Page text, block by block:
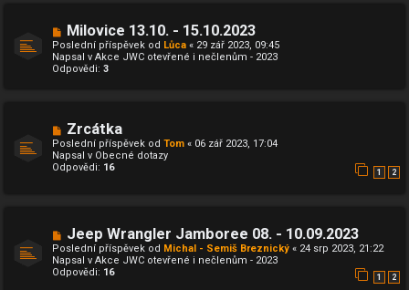
p
ě
v
e
k
N
o
v
ý
p
p
ě
v
e
k
Milovice 13.10. - 15.10.2023
Poslední příspěvek od Lůca « 29 zář 2023, 09:45
Napsal v Akce JWC otevřené i nečlenům - 2023
Odpovědi: 3
N
o
v
ý
p
v
e
k
Zrcátka
Poslední příspěvek od Tom « 06 zář 2023, 17:04
Napsal v Obecné dotazy
Odpovědi: 16 1 2
o
v
ý
p
Jeep Wrangler Jamboree 08. - 10.09.2023
Poslední příspěvek od Michal - Semiš Breznický « 24 srp 2023, 21:22
Napsal v Akce JWC otevřené i nečlenům - 2023
Odpovědi: 16 1 2